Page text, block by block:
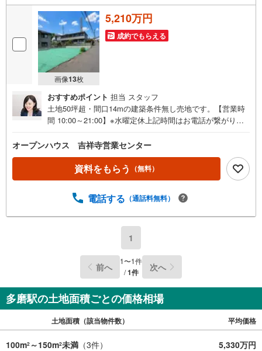
画像13枚
5,210万円
成約でもらえる
おすすめポイント 担当 スタッフ
土地50坪超・間口14mの建築条件無し売地です。【営業時
間 10:00～21:00】※水曜定休上記時間はお電話が繋がりや
を見学される場合は「室内・現地を見学する（無料）」ボ
タンよりご希望の日時をご記入いただけますとスムーズに
ご案内が可能です。◎現地のご案内について・平日や夜遅
い時間帯もご案内が可能 ※定休日を除く・経験豊富なスタ
や最寄り駅等、ご指定の場所まで送迎します。・チャイル
のご紹介だけでなく住宅ローン・資金のご相談、まずは家
探しについて話を聞きたいという方も大歓迎です！年間800
0棟以上の限定物件を発表しているオープンハウスだから出
会える物件が多数ございます。ぜひお気軽にご連絡・ご相
談ください！※限定物件:当社のみ、もしくは当社を含めた
ントの物件
オープンハウス 吉祥寺営業センター
資料をもらう （無料）
電話する （通話料無料）
1
前へ 1〜1件
/1件 次へ
多磨駅の土地面積ごとの価格相場
土地面積（該当物件数） 平均価格
100m2 ～150m2未満 （3件） 5,330万円